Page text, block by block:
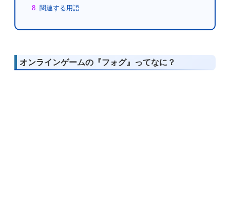
関連する用語
オンラインゲームの『フォグ』ってなに？